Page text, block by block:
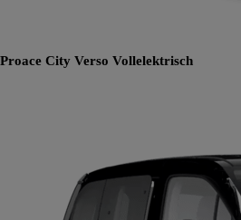
Proace City Verso Vollelektrisch